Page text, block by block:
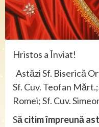
Hristos a Înviat!
Astăzi Sf. Biserică
Sf. Cuv. Teofan
Romei; Sf. Cuv.
Să citim împreună